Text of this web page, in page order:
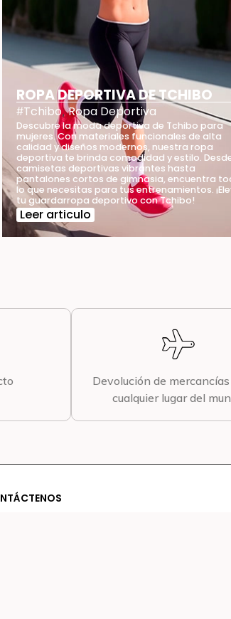
ROPA DEPORTIVA DE TCHIBO
#Tchibo, Ropa Deportiva
Descubre la moda deportiva de Tchibo para
mujeres. Con materiales funcionales de alta
calidad y diseños modernos, nuestra ropa
deportiva te brinda comodidad y estilo.
camisetas deportivas vibrantes hasta
pantalones cortos de gimnasia, encuentra
lo que necesitas para tus entrenamientos.
tu guardarropa deportivo con Tchibo!
Leer articulo
Devolución de
cualquier lugar del